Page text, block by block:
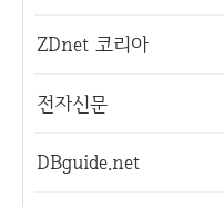
ZDnet 코리아
전자신문
DBguide.net